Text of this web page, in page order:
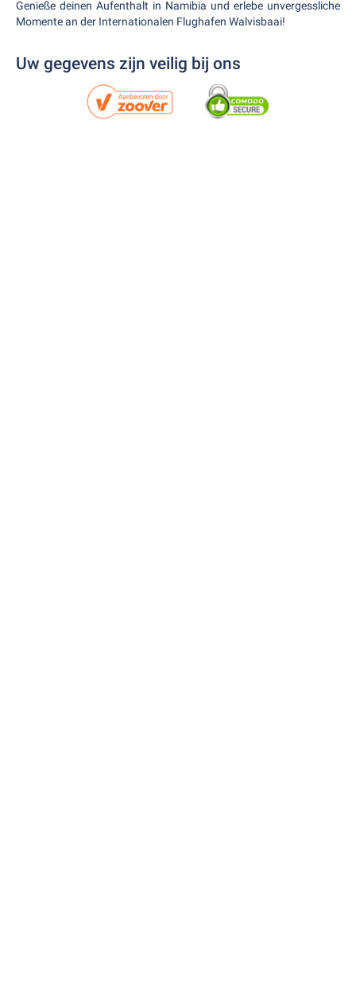
Genieße deinen Aufenthalt in Namibia und erlebe unvergessliche
Momente an der Internationalen Flughafen Walvisbaai!
Uw gegevens zijn veilig bij ons